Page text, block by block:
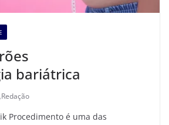
bariátrica
Redação
Procedimento é uma das